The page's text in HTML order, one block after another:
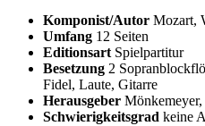
Komponist/Autor Mozart,
Umfang 12 Seiten
Editionsart Spielpartitur
Besetzung 2
Fidel, Laute, Gitarre
Herausgeber
Schwierigkeitsgrad keine